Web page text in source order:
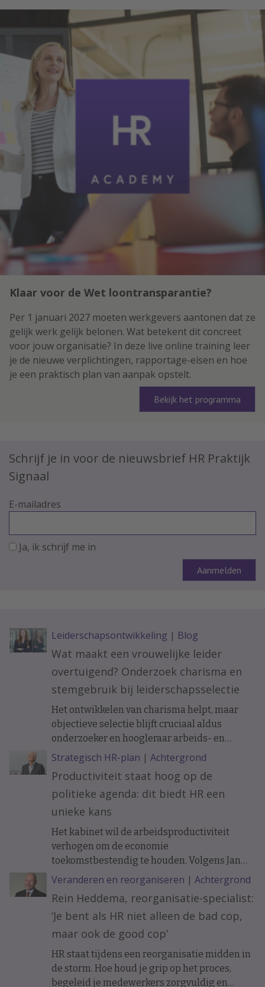
Klaar voor de Wet loontransparantie?
Per 1 januari 2027 moeten werkgevers aantonen dat ze
gelijk werk gelijk belonen. Wat betekent dit concreet
voor jouw organisatie? In deze live online training leer
je de nieuwe verplichtingen, rapportage-eisen en hoe
je een praktisch plan van aanpak opstelt.
Bekijk het programma
Schrijf je in voor de nieuwsbrief HR Praktijk
Signaal
E-mailadres
Ja, ik schrijf me in
Leiderschapsontwikkeling | Blog
Wat maakt een vrouwelijke leider
overtuigend? Onderzoek charisma en
stemgebruik bij leiderschapsselectie
Het ontwikkelen van charisma helpt, maar
objectieve selectie blijft cruciaal aldus
onderzoeker en hoogleraar arbeids- en
organisatiepsychologie Janneke Oostrom.
Strategisch HR-plan | Achtergrond
Productiviteit staat hoog op de
politieke agenda: dit biedt HR een
unieke kans
Het kabinet wil de arbeidsproductiviteit
verhogen om de economie
toekomstbestendig te houden. Volgens Jan
Tjerk Boonstra biedt de nieuwe
Productiviteitsagenda HR een uitgelezen
kans om een strategischere rol te pakken bij
innovatie, werkontwerp en
organisatieontwikkeling.
Veranderen en reorganiseren | Achtergrond
Rein Heddema, reorganisatie-specialist:
‘Je bent als HR niet alleen de bad cop,
maar ook de good cop’
HR staat tijdens een reorganisatie midden in
de storm. Hoe houd je grip op het proces,
begeleid je medewerkers zorgvuldig en